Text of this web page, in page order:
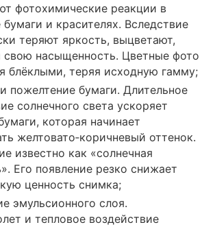
фотохимические реакции в
бумаги и красителях. Вследствие
теряют яркость, выцветают,
свою насыщенность. Цветные фото
блёклыми, теряя исходную гамму;
пожелтение бумаги. Длительное
солнечного света ускоряет
которая начинает
желтовато‑коричневый оттенок.
известно как «солнечная
Его появление резко снижает
ценность снимка;
эмульсионного слоя.
и тепловое воздействие